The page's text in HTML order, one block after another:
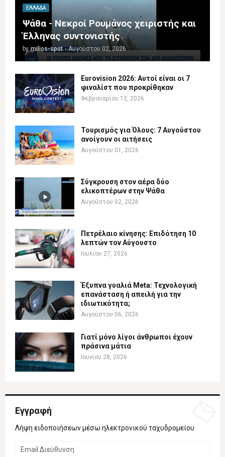
ΕΛΛΆΔΑ
Ψάθα - Νεκροί Ρουμάνος χειριστής και
Έλληνας συντονιστής
by milios-spot - Αυγούστου 02, 2026
Eurovision 2026: Αυτοί είναι οι 7
φιναλίστ που προκρίθηκαν
Φεβρουαρίου 12, 2026
Τουρισμός για Όλους: 7 Αυγούστου
ανοίγουν οι αιτήσεις
Αυγούστου 01, 2026
Σύγκρουση στον αέρα δύο
ελικοπτέρων στην Ψάθα
Αυγούστου 02, 2026
Πετρέλαιο κίνησης: Επιδότηση 10
λεπτών τον Αύγουστο
Ιουλίου 27, 2026
Έξυπνα γυαλιά Meta: Τεχνολογική
επανάσταση ή απειλή για την
ιδιωτικότητα;
Αυγούστου 06, 2026
Γιατί μόνο λίγοι άνθρωποι έχουν
πράσινα μάτια
Ιουνίου 28, 2026
Εγγραφή
Λήψη ειδοποιήσεων μέσω ηλεκτρονικού ταχυδρομείου